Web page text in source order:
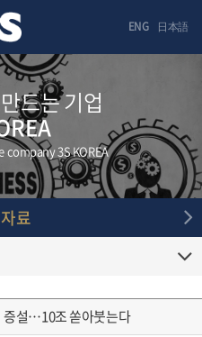
ENG 日本語
드는 기업
3S KOREA
료
증설…10조 쏟아붓는다